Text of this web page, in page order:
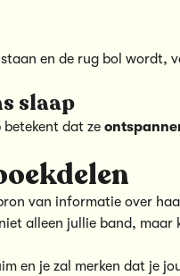
en de rug bol wordt,
slaap
dat ze
van informatie over
alleen jullie band,
en je zal merken dat je